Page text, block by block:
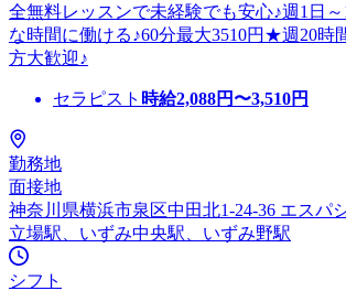
全無料レッスンで未経験でも安心♪週1日
な時間に働ける♪60分最大3510円★週20時
方大歓迎♪
セラピスト 時給2,088円〜3,510円
勤務地
面接地
神奈川県横浜市泉区中田北1-24-36 エスパ
立場駅、いずみ中央駅、いずみ野駅
シフト